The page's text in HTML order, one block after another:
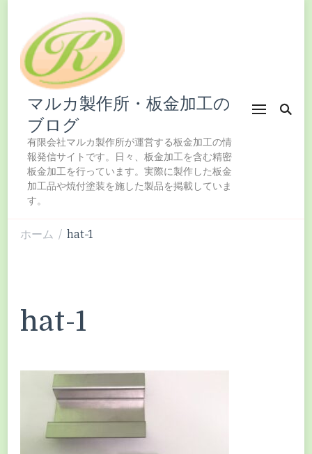
マルカ製作所・板金加工の
ブログ
有限会社マルカ製作所が運営する板金加工の情
報発信サイトです。日々、板金加工を含む精密
板金加工を行っています。実際に製作した板金
加工品や焼付塗装を施した製品を掲載していま
す。
ホーム / hat-1
hat-1